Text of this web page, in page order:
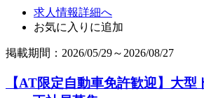
求人情報詳細へ
お気に入りに追加
掲載期間：2026/05/29～2026/08/27
【AT限定自動車免許歓迎】大